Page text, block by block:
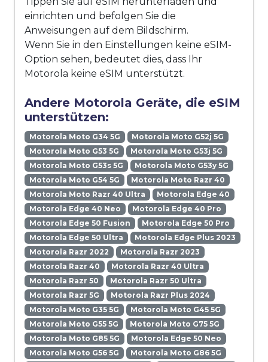
einrichten und befolgen Sie die
Anweisungen auf dem Bildschirm.
Wenn Sie in den Einstellungen keine eSIM-
Option sehen, bedeutet dies, dass Ihr
Motorola keine eSIM unterstützt.
Andere Motorola Geräte, die eSIM
unterstützen:
Motorola Moto G34 5G
Motorola Moto G52j 5G
Motorola Moto G53 5G
Motorola Moto G53j 5G
Motorola Moto G53s 5G
Motorola Moto G53y 5G
Motorola Moto G54 5G
Motorola Moto Razr 40
Motorola Moto Razr 40 Ultra
Motorola Edge 40
Motorola Edge 40 Neo
Motorola Edge 40 Pro
Motorola Edge 50 Fusion
Motorola Edge 50 Pro
Motorola Edge 50 Ultra
Motorola Edge Plus 2023
Motorola Razr 2022
Motorola Razr 2023
Motorola Razr 40
Motorola Razr 40 Ultra
Motorola Razr 50
Motorola Razr 50 Ultra
Motorola Razr 5G
Motorola Razr Plus 2024
Motorola Moto G35 5G
Motorola Moto G45 5G
Motorola Moto G55 5G
Motorola Moto G75 5G
Motorola Moto G85 5G
Motorola Edge 50 Neo
Motorola Moto G56 5G
Motorola Moto G86 5G